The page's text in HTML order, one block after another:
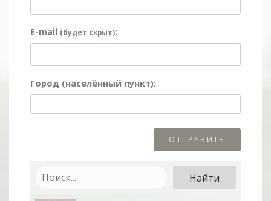
E-mail (будет скрыт):
Город (населённый пункт):